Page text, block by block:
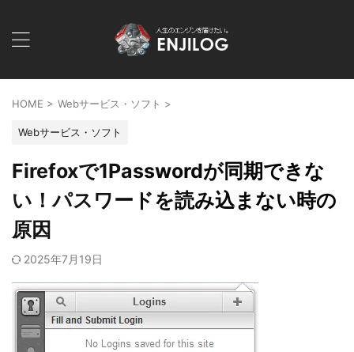
HOME > Webサービス・ソフト >
Webサービス・ソフト
Firefoxで1Passwordが同期できな
い！パスワードを読み込まない時の
原因
2025年7月19日